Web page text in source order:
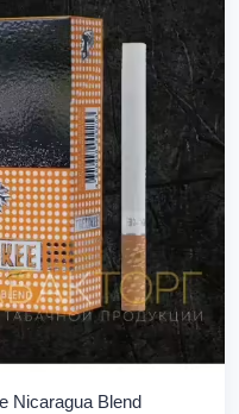
Nicaragua Blend